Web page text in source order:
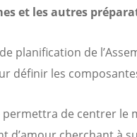
et les autres
planification de
définir les
permettra de centrer